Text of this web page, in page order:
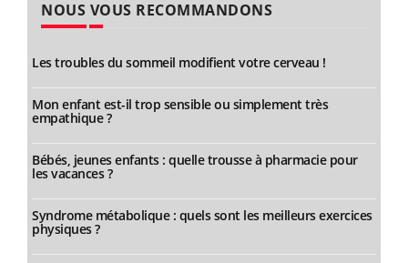
NOUS VOUS RECOMMANDONS
Les troubles du sommeil modifient votre cerveau !
Mon enfant est-il trop sensible ou simplement très
empathique ?
Bébés, jeunes enfants : quelle trousse à pharmacie pour
les vacances ?
Syndrome métabolique : quels sont les meilleurs exercices
physiques ?